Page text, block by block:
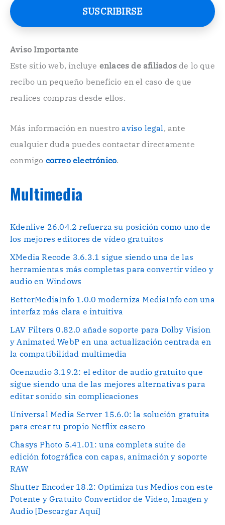
e
o
e
t
ó
n
o
.
SUSCRIBIRSE
Aviso Importante
Este sitio web, incluye enlaces de afiliadosde lo que
recibo un pequeño beneficio en el caso de que
realices compras desde ellos.
Más información en nuestroaviso legal , ante
cualquier duda puedes contactar directamente
conmigo correo electrónico.
Multimedia
Kdenlive 26.04.2 refuerza su posición como uno de
los mejores editores de vídeo gratuitos
XMedia Recode 3.6.3.1 sigue siendo una de las
herramientas más completas para convertir vídeo y
audio en Windows
BetterMediaInfo 1.0.0 moderniza MediaInfo con una
interfaz más clara e intuitiva
LAV Filters 0.82.0 añade soporte para Dolby Vision
y Animated WebP en una actualización centrada en
la compatibilidad multimedia
Ocenaudio 3.19.2: el editor de audio gratuito que
sigue siendo una de las mejores alternativas para
editar sonido sin complicaciones
Universal Media Server 15.6.0: la solución gratuita
para crear tu propio Netflix casero
Chasys Photo 5.41.01: una completa suite de
edición fotográfica con capas, animación y soporte
RAW
Shutter Encoder 18.2: Optimiza tus Medios con este
Potente y Gratuito Convertidor de Video, Imagen y
Audio [Descargar Aquí]